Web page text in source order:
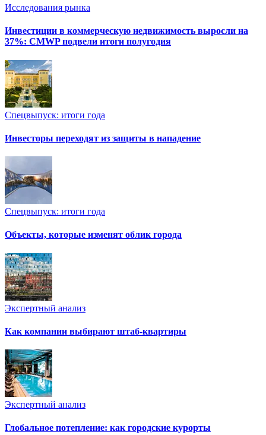
Исследования рынка
Инвестиции в коммерческую недвижимость выросли на
37%: CMWP подвели итоги полугодия
Спецвыпуск: итоги года
Инвесторы переходят из защиты в нападение
Спецвыпуск: итоги года
Объекты, которые изменят облик города
Экспертный анализ
Как компании выбирают штаб-квартиры
Экспертный анализ
Глобальное потепление: как городские курорты